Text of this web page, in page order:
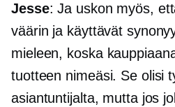
Jesse: Ja uskon myös,
väärin ja käyttävät
mieleen, koska
tuotteen nimeäsi. Se olisi
asiantuntijalta, mutta jos